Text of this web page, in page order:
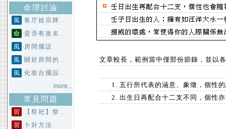
命理討論
風
客厅祖宗牌..
命
是否有改名..
風
房間擺設
風
關於房間的..
風
化妝台擺設..
more...
常見問題
習
【祭祀】祭..
習
卜卦方法
文章較長，範例當中僅部份節錄，並以
五行所代表的涵意、象徵，個性
出生日再配合十二支不同，個性